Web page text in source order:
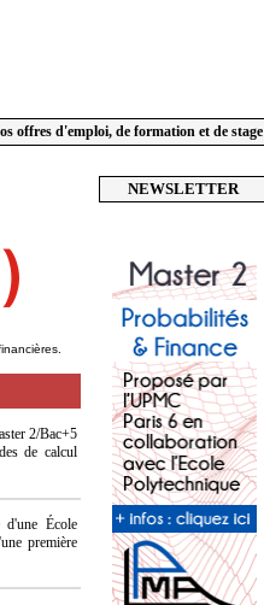
offres d'emploi, de formation et de stage
2/Bac+5
de calcul
École
première
NEWSLETTER